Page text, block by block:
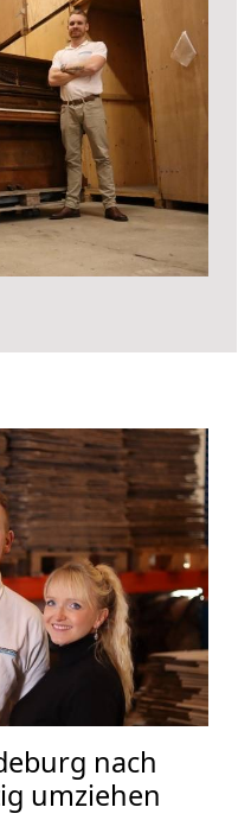
nach
umziehen